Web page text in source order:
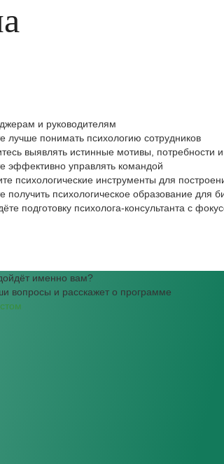
и руководителям
лучше понимать психологию сотрудников
выявлять истинные мотивы, потребности
эффективно управлять командой
психологические инструменты для
получить психологическое образование для
подготовку психолога-консультанта с
именно вам?
вопросы и расскажет о программе